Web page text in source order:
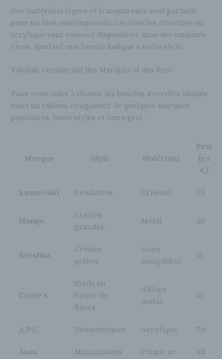
Ces matériaux légers et transparents sont parfaits
pour un look contemporain. Les boucles d’oreilles en
acrylique sont souvent disponibles dans des couleurs
vives, ajoutant une touche ludique à votre style.
Tableau Comparatif des Marques et des Prix
Pour vous aider à choisir les boucles d’oreilles idéales,
voici un tableau comparatif de quelques marques
populaires, leurs styles et leurs prix :
Marque Style Matériaux
Prix
(en
€)
Swarovski Pendantes Cristaux 65
Mango
Créoles
grandes
Métal 25
Bershka
Créoles
petites
Acier
inoxydable
15
Claire’s
Studs en
forme de
fleurs
Alliage
métal
10
A.P.C. Géométriques Acrylique 70
Asos Minimalistes Plaqué or 30